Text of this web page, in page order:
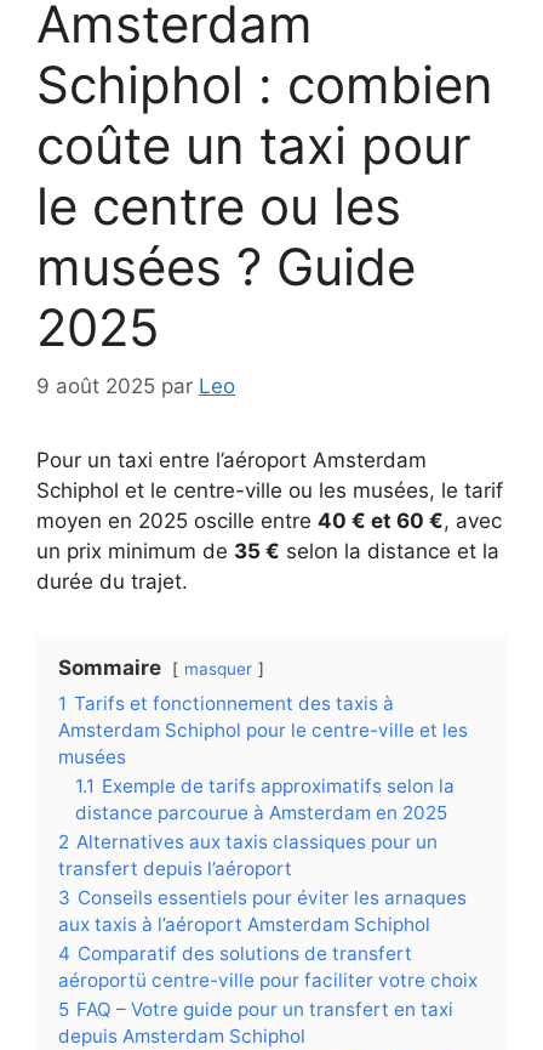
Amsterdam
Schiphol : combien
coûte un taxi pour
le centre ou les
musées ? Guide
2025
9 août 2025 par Leo
Pour un taxi entre l’aéroport Amsterdam
Schiphol et le centre-ville ou les musées, le tarif
moyen en 2025 oscille entre 40 € et 60 €, avec
un prix minimum de 35 € selon la distance et la
durée du trajet.
Sommaire masquer
1 Tarifs et fonctionnement des taxis à
Amsterdam Schiphol pour le centre-ville et les
musées
1.1 Exemple de tarifs approximatifs selon la
distance parcourue à Amsterdam en 2025
2 Alternatives aux taxis classiques pour un
transfert depuis l’aéroport
3 Conseils essentiels pour éviter les arnaques
aux taxis à l’aéroport Amsterdam Schiphol
4 Comparatif des solutions de transfert
aéroportü centre-ville pour faciliter votre choix
5 FAQ – Votre guide pour un transfert en taxi
depuis Amsterdam Schiphol